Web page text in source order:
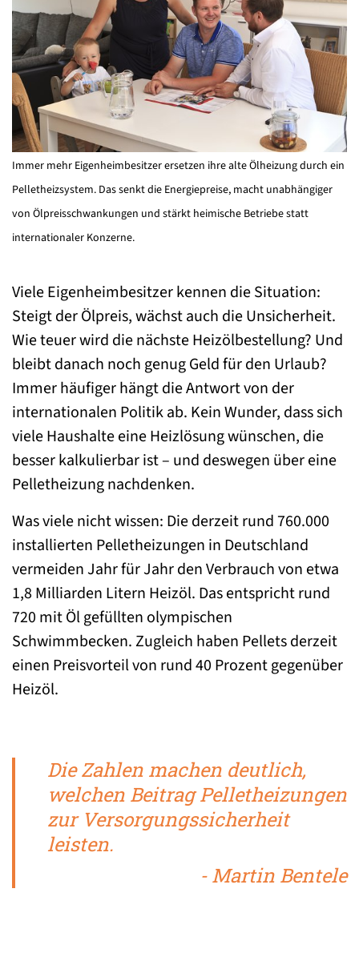
Immer mehr Eigenheimbesitzer ersetzen ihre alte Ölheizung durch ein
Pelletheizsystem. Das senkt die Energiepreise, macht unabhängiger
von Ölpreisschwankungen und stärkt heimische Betriebe statt
internationaler Konzerne.
Viele Eigenheimbesitzer kennen die Situation:
Steigt der Ölpreis, wächst auch die Unsicherheit.
Wie teuer wird die nächste Heizölbestellung? Und
bleibt danach noch genug Geld für den Urlaub?
Immer häufiger hängt die Antwort von der
internationalen Politik ab. Kein Wunder, dass sich
viele Haushalte eine Heizlösung wünschen, die
besser kalkulierbar ist – und deswegen über eine
Pelletheizung nachdenken.
Was viele nicht wissen: Die derzeit rund 760.000
installierten Pelletheizungen in Deutschland
vermeiden Jahr für Jahr den Verbrauch von etwa
1,8 Milliarden Litern Heizöl. Das entspricht rund
720 mit Öl gefüllten olympischen
Schwimmbecken. Zugleich haben Pellets derzeit
einen Preisvorteil von rund 40 Prozent gegenüber
Heizöl.
Die Zahlen machen deutlich,
welchen Beitrag Pelletheizungen
zur Versorgungssicherheit
leisten.
- Martin Bentele